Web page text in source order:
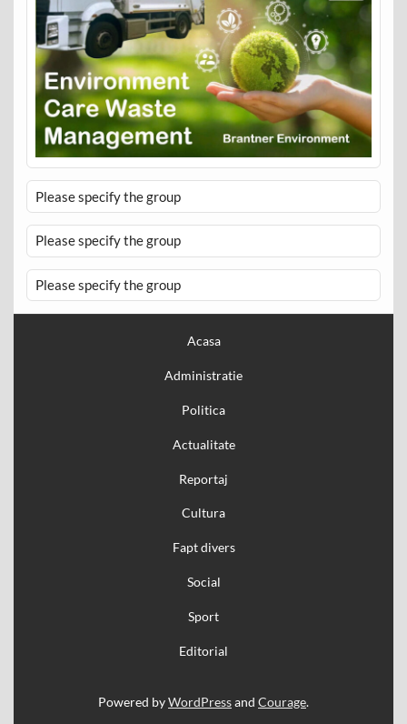
Please specify the group
Please specify the group
Please specify the group
Acasa
Administratie
Politica
Actualitate
Reportaj
Cultura
Fapt divers
Social
Sport
Editorial
Powered byWordPressand Courage.